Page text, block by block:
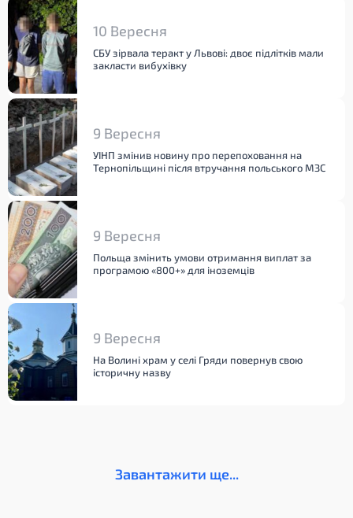
10 Вересня
СБУ зірвала теракт у Львові: двоє підлітків мали
закласти вибухівку
9 Вересня
УІНП змінив новину про перепоховання на
Тернопільщині після втручання польського МЗС
9 Вересня
Польща змінить умови отримання виплат за
програмою «800+» для іноземців
9 Вересня
На Волині храм у селі Гряди повернув свою
історичну назву
Завантажити ще...